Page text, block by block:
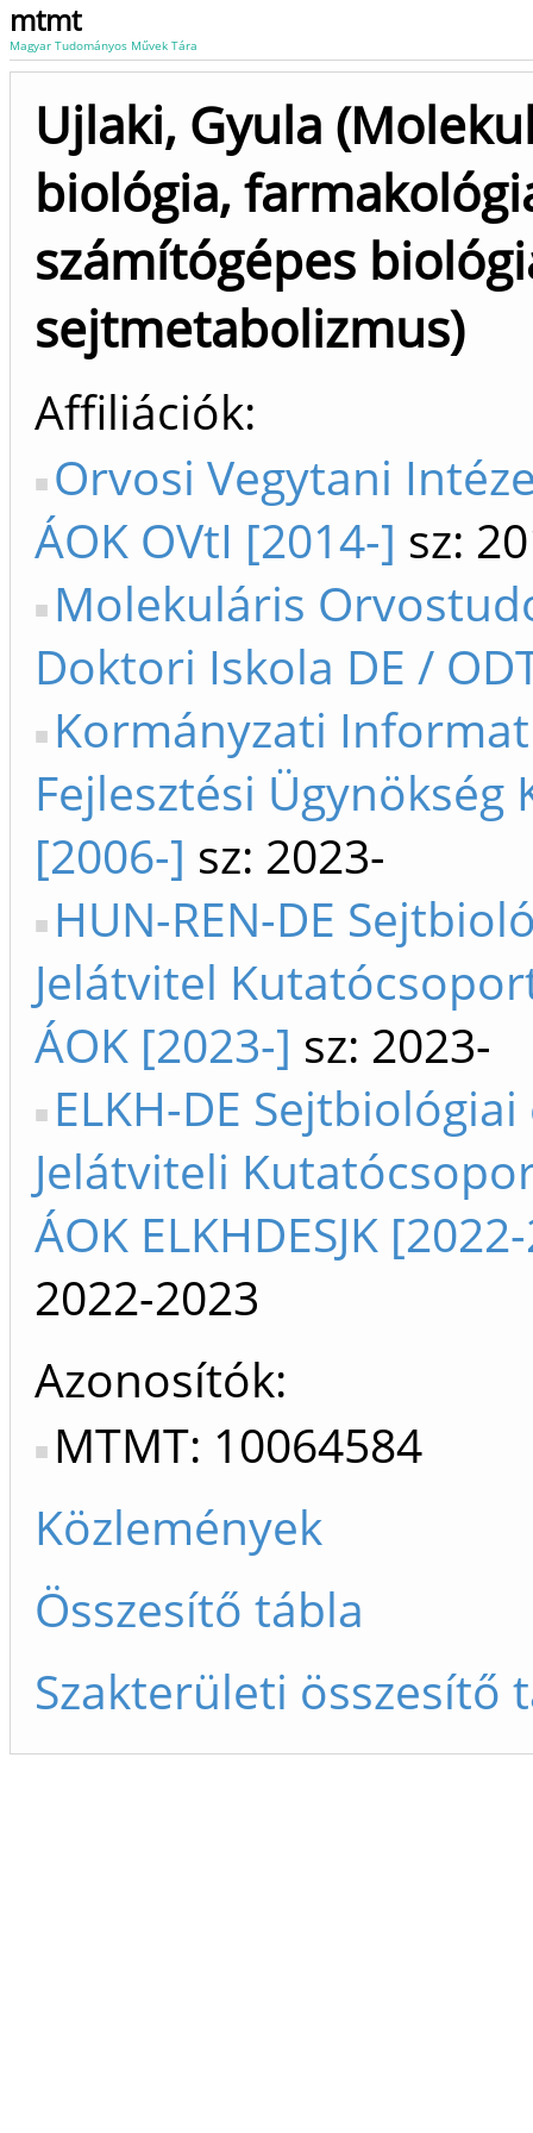
mtmt
Magyar Tudományos Művek Tára
Ujlaki, Gyula
biológia,
számítógépes
sejtmetabolizmus)
Affiliációk
Orvosi Vegytani
ÁOK OVtI [2014-] sz:
Molekuláris
Doktori Iskola DE /
Kormányzati
Fejlesztési Ügynökség
[2006-] sz: 2023-
HUN-REN-DE
Jelátvitel
ÁOK [2023-] sz: 2023-
ELKH-DE Sejtbiológiai
Jelátviteli
ÁOK ELKHDESJK
2022-2023
Azonosítók
MTMT: 10064584
Közlemények
Összesítő tábla
Szakterületi összesítő